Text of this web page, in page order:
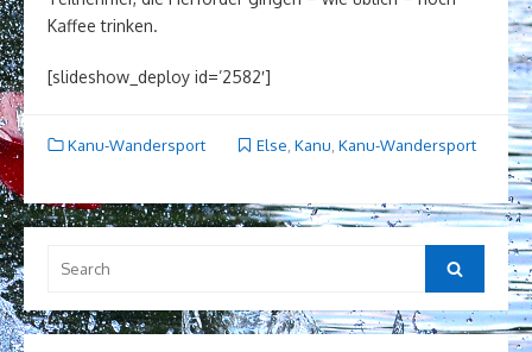
Kaffee trinken.
[slideshow_deploy id=’2582′]
Kanu-Wandersport Else Kanu Kanu-Wandersport
for:
Search